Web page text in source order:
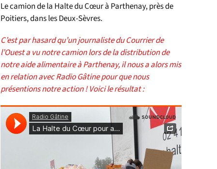
Le camion de la Halte du Cœur à Parthenay, près de
Poitiers, dans les Deux-Sèvres.
C’est par hasard qu’un journaliste du Courrier de
l’Ouest a vu notre camion lors de la distribution de
notre aide alimentaire à Parthenay, il nous a alors mis
en relation avecRadio Gâtinepour que nous
présentions notre action ! Voici le résultat :